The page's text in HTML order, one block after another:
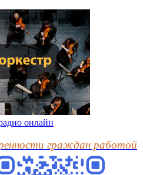
граждан работой